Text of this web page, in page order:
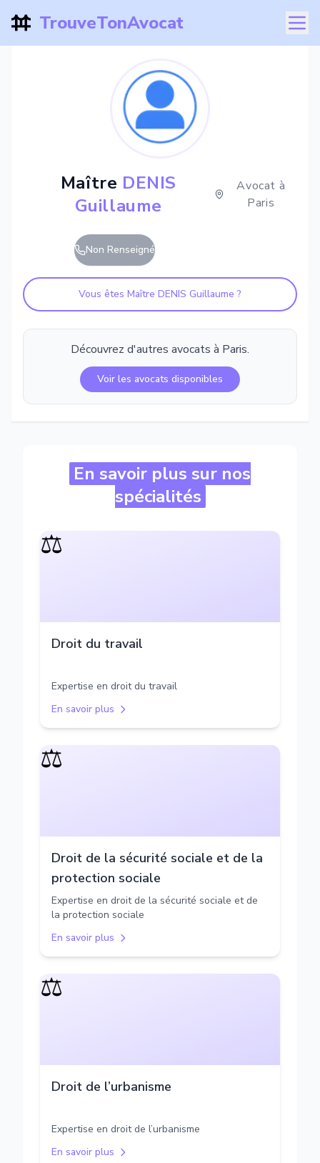
TrouveTonAvocat
Maître DENIS
Guillaume
Avocat à
Paris
Non Renseigné
Vous êtes Maître DENIS Guillaume ?
Découvrez d'autres avocats à Paris.
Voir les avocats disponibles
En savoir plus sur nos
spécialités
⚖️
Droit du travail
Expertise en droit du travail
En savoir plus
⚖️
Droit de la sécurité sociale et de la
protection sociale
Expertise en droit de la sécurité sociale et de
la protection sociale
En savoir plus
⚖️
Droit de l’urbanisme
Expertise en droit de l’urbanisme
En savoir plus